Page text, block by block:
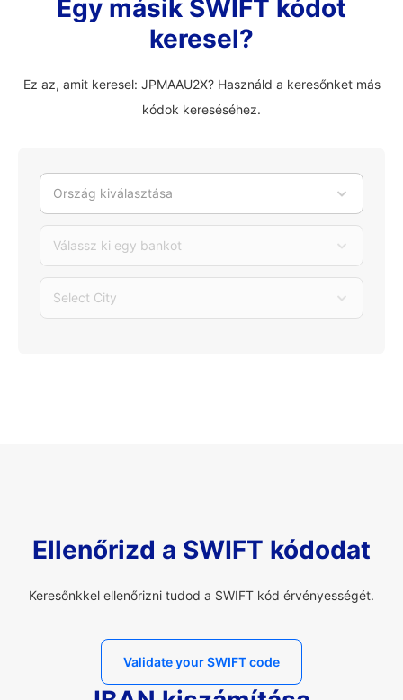
Egy másik SWIFT kódot
keresel?
Ez az, amit keresel: JPMAAU2X? Használd a keresőnket más
kódok kereséséhez.
Ország kiválasztása
Válassz ki egy bankot
Select City
Ellenőrizd a SWIFT kódodat
Keresőnkkel ellenőrizni tudod a SWIFT kód érvényességét.
Validate your SWIFT code